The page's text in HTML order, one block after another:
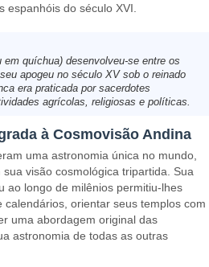
espanhóis do século XVI.
quíchua) desenvolveu-se entre os
apogeu no século XV sob o reinado
era praticada por sacerdotes
agrícolas, religiosas e políticas.
à Cosmovisão Andina
uma astronomia única no mundo,
visão cosmológica tripartida. Sua
ao longo de milênios permitiu-lhes
orientar seus templos com
uma abordagem original das
astronomia de todas as outras